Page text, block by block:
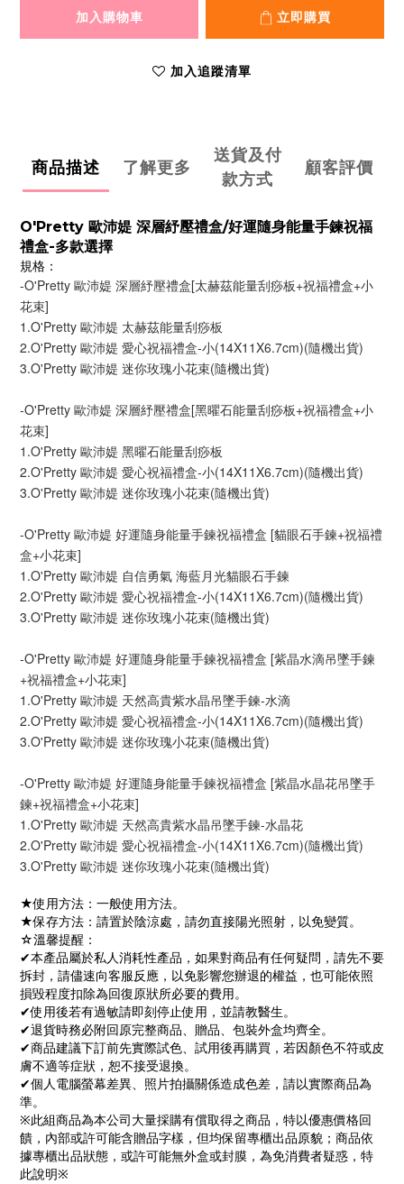
加入購物車 立即購買
加入追蹤清單
商品描述 了解更多
送貨及付
款方式
顧客評價
O'Pretty 歐沛媞 深層紓壓禮盒/好運隨身能量手鍊祝福
禮盒-多款選擇
規格：
-O'Pretty 歐沛媞 深層紓壓禮盒[太赫茲能量刮痧板+祝福禮盒+小
花束]
1.O'Pretty 歐沛媞 太赫茲能量刮痧板
2.O'Pretty 歐沛媞 愛心祝福禮盒-小(14X11X6.7cm)(隨機出貨)
3.O'Pretty 歐沛媞 迷你玫瑰小花束(隨機出貨)
-O'Pretty 歐沛媞 深層紓壓禮盒[黑曜石能量刮痧板+祝福禮盒+小
花束]
1.O'Pretty 歐沛媞 黑曜石能量刮痧板
2.O'Pretty 歐沛媞 愛心祝福禮盒-小(14X11X6.7cm)(隨機出貨)
3.O'Pretty 歐沛媞 迷你玫瑰小花束(隨機出貨)
-O'Pretty 歐沛媞 好運隨身能量手鍊祝福禮盒 [貓眼石手鍊+祝福禮
盒+小花束]
1.O'Pretty 歐沛媞 自信勇氣 海藍月光貓眼石手鍊
2.O'Pretty 歐沛媞 愛心祝福禮盒-小(14X11X6.7cm)(隨機出貨)
3.O'Pretty 歐沛媞 迷你玫瑰小花束(隨機出貨)
-O'Pretty 歐沛媞 好運隨身能量手鍊祝福禮盒 [紫晶水滴吊墜手鍊
+祝福禮盒+小花束]
1.O'Pretty 歐沛媞 天然高貴紫水晶吊墜手鍊-水滴
2.O'Pretty 歐沛媞 愛心祝福禮盒-小(14X11X6.7cm)(隨機出貨)
3.O'Pretty 歐沛媞 迷你玫瑰小花束(隨機出貨)
-O'Pretty 歐沛媞 好運隨身能量手鍊祝福禮盒 [紫晶水晶花吊墜手
鍊+祝福禮盒+小花束]
1.O'Pretty 歐沛媞 天然高貴紫水晶吊墜手鍊-水晶花
2.O'Pretty 歐沛媞 愛心祝福禮盒-小(14X11X6.7cm)(隨機出貨)
3.O'Pretty 歐沛媞 迷你玫瑰小花束(隨機出貨)
★使用方法：一般使用方法。
★保存方法：請置於陰涼處，請勿直接陽光照射，以免變質。
☆溫馨提醒：
✔本產品屬於私人消耗性產品，如果對商品有任何疑問，請先不要
拆封，請儘速向客服反應，以免影響您辦退的權益，也可能依照
損毀程度扣除為回復原狀所必要的費用。
✔使用後若有過敏請即刻停止使用，並請教醫生。
✔退貨時務必附回原完整商品、贈品、包裝外盒均齊全。
✔商品建議下訂前先實際試色、試用後再購買，若因顏色不符或皮
膚不適等症狀，恕不接受退換。
✔個人電腦螢幕差異、照片拍攝關係造成色差，請以實際商品為
準。
※此組商品為本公司大量採購有償取得之商品，特以優惠價格回
饋，內部或許可能含贈品字樣，但均保留專櫃出品原貌；商品依
據專櫃出品狀態，或許可能無外盒或封膜，為免消費者疑惑，特
此說明※